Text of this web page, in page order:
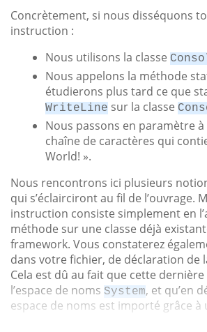
Concrètement, si nous disséquons
instruction :
Nous utilisons la classe
Nous appelons la méthode
étudierons plus tard ce que
WriteLine sur la classe
Nous passons en paramètre
chaîne de caractères qui
World! ».
Nous rencontrons ici plusieurs
qui s’éclairciront au fil de l’ouvrage.
instruction consiste simplement en
méthode sur une classe déjà
framework. Vous constaterez
dans votre fichier, de déclaration de
Cela est dû au fait que cette
l’espace de noms System, et qu’en
espace de noms est importé grâce